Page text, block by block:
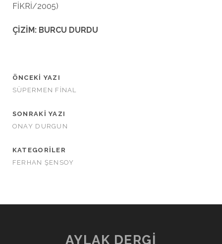
FİKRİ/2005)
ÇİZİM: BURCU DURDU
ÖNCEKI YAZI
SÜPERMEN FİNAL
SONRAKI YAZI
ONAY DURGUN
KATEGORILER
FERHAN ŞENSOY
AYLAK DERGİ